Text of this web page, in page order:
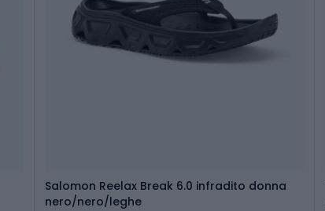
Salomon Reelax Break 6.0 infradito donna
nero/nero/leghe